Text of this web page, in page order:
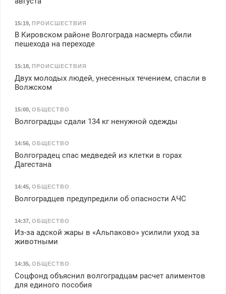
15:19, ПРОИСШЕСТВИЯ
В Кировском районе Волгограда насмерть сбили
пешехода на переходе
15:18, ПРОИСШЕСТВИЯ
Двух молодых людей, унесенных течением, спасли в
Волжском
15:00, ОБЩЕСТВО
Волгоградцы сдали 134 кг ненужной одежды
14:56, ОБЩЕСТВО
Волгоградец спас медведей из клетки в горах
Дагестана
14:45, ОБЩЕСТВО
Волгоградцев предупредили об опасности АЧС
14:37, ОБЩЕСТВО
Из-за адской жары в «Альпаково» усилили уход за
животными
14:35, ОБЩЕСТВО
Соцфонд объяснил волгоградцам расчет алиментов
для единого пособия